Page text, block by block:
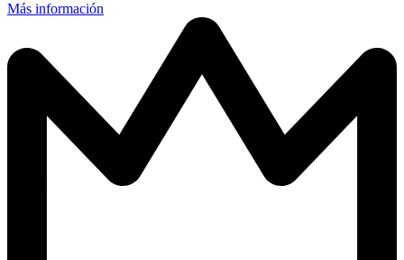
Más información